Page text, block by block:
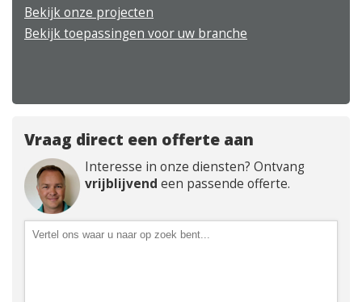
Bekijk onze projecten
Bekijk toepassingen voor uw branche
Vraag direct een offerte aan
Interesse in onze diensten? Ontvang
vrijblijvend een passende offerte.